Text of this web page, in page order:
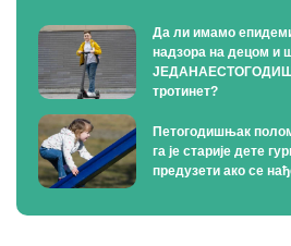
Да ли имамо
надзора на децом и
тротинет?
Петогодишњак
га је старије дете
предузети ако се